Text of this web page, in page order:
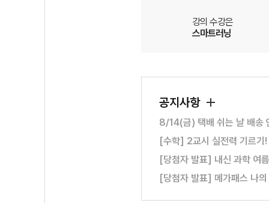
강의 수강은
스마트러닝
공지사항
8/14(금) 택배 쉬는 날 배송
[수학] 2교시 실전력 기르기
[당첨자 발표] 내신 과학 여
[당첨자 발표] 메가패스 나